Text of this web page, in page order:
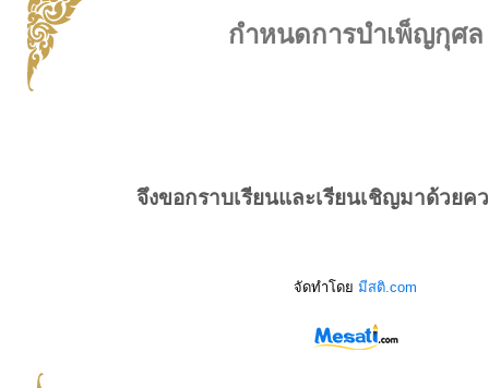
กำหนดการบำเพ็ญกุศล
จึงขอกราบเรียนและเรียนเชิญมาด้วยค
จัดทำโดย มีสติ.com